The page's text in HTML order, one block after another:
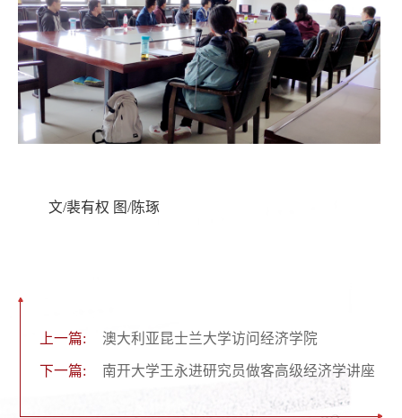
文/裴有权 图/陈琢
上一篇: 澳大利亚昆士兰大学访问经济学院
下一篇: 南开大学王永进研究员做客高级经济学讲座